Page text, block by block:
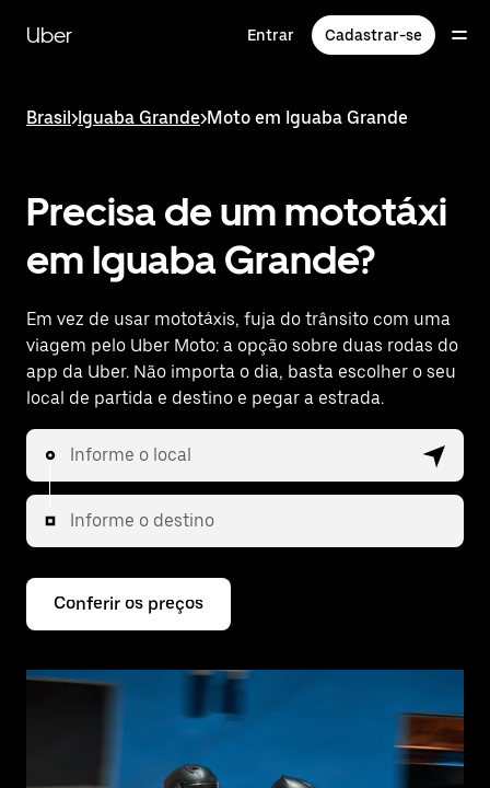
paraUber Entrar Cadastrar-se
Brasil>Iguaba Grande>Moto em Iguaba Grande
Precisa de um mototáxi
em Iguaba Grande?
Em vez de usar mototáxis, fuja do trânsito com uma
viagem pelo Uber Moto: a opção sobre duas rodas do
app da Uber. Não importa o dia, basta escolher o seu
local de partida e destino e pegar a estrada.
Informe o local
Informe o destino
Conferir os preços